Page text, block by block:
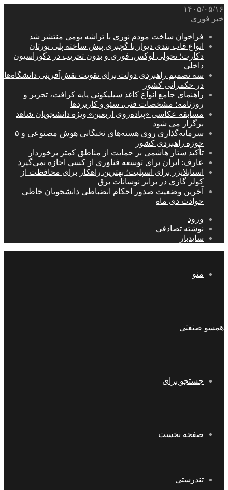
۱۴۰۵/۰۵/۱۶
خبر فوری
فراخوان ساخت مودم نوری با تراشه بومی منتشر شد
انواع قاب بندی دیوار با گچبری پیش ساخته پلی یورتان
دکارت؛ تحولی لوکس، فوری و بدون تخریب در دکوراسیون
داخلی
سه تصمیم راهبردی دولت برای تقویت نقش‌آفرینی دانشگاه‌ها
در حکمرانی کشور
راهنمای جامع انواع کاغذ سیلیکونی پایه کرافت، تحریر و
روزنامه؛ مشخصات فنی، سئو و کاربردها
مسابقه عکاسی «پیاده‌روی اربعین» ویژه دانشجویان شاهد
برگزار می شود
سرمایه‌گذاری روی هسته‌های نخبگانی هوش مصنوعی و ۵
حوزه راهبردی کشور
تأکید ستار هاشمی بر حمایت از مناطق کمتر برخوردار
عارف: ایران برای توسعه فناوری از کسی اجازه نمی‌گیرد
استابلایزر برای اسپلیت؛ بهترین راهکار برای محافظت از
کولر گازی در برابر نوسانات برق
آخرین وضعیت صدور احکام انضباطی دانشجویان خاطی
حوادث دی ماه
ورود
نوشته تصادفی
سایدبار
منو
همسو صنعتی
جستجو برای
صفحه نخست
تندرستی